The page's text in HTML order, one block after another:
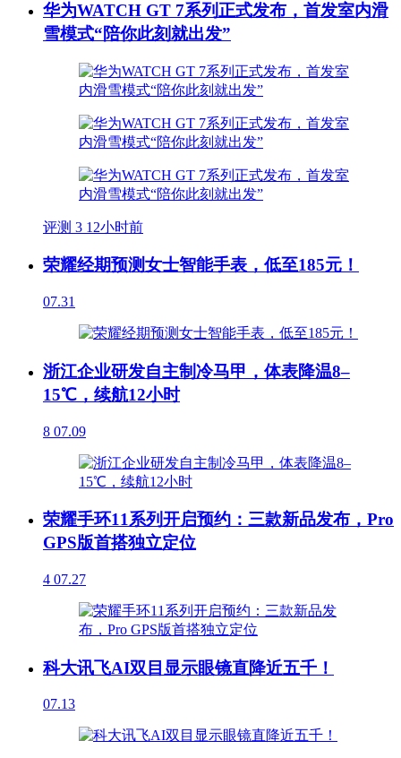
华为WATCH GT 7系列正式发布，首发室内滑
雪模式“陪你此刻就出发”
评测 3 12小时前
荣耀经期预测女士智能手表，低至185元！
07.31
浙江企业研发自主制冷马甲，体表降温8–
15℃，续航12小时
8 07.09
荣耀手环11系列开启预约：三款新品发布，Pro
GPS版首搭独立定位
4 07.27
科大讯飞AI双目显示眼镜直降近五千！
07.13